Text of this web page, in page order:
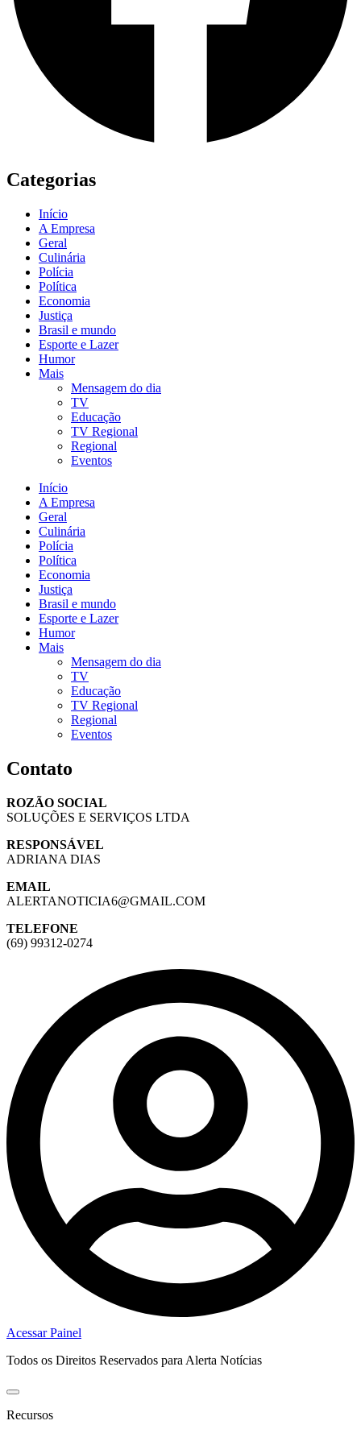
Categorias
Início
A Empresa
Geral
Culinária
Polícia
Política
Economia
Justiça
Brasil e mundo
Esporte e Lazer
Humor
Mais
Mensagem do dia
TV
Educação
TV Regional
Regional
Eventos
Início
A Empresa
Geral
Culinária
Polícia
Política
Economia
Justiça
Brasil e mundo
Esporte e Lazer
Humor
Mais
Mensagem do dia
TV
Educação
TV Regional
Regional
Eventos
Contato
ROZÃO SOCIAL
SOLUÇÕES E SERVIÇOS LTDA
RESPONSÁVEL
ADRIANA DIAS
EMAIL
ALERTANOTICIA6@GMAIL.COM
TELEFONE
(69) 99312-0274
Acessar Painel
Todos os Direitos Reservados para Alerta Notícias
Recursos